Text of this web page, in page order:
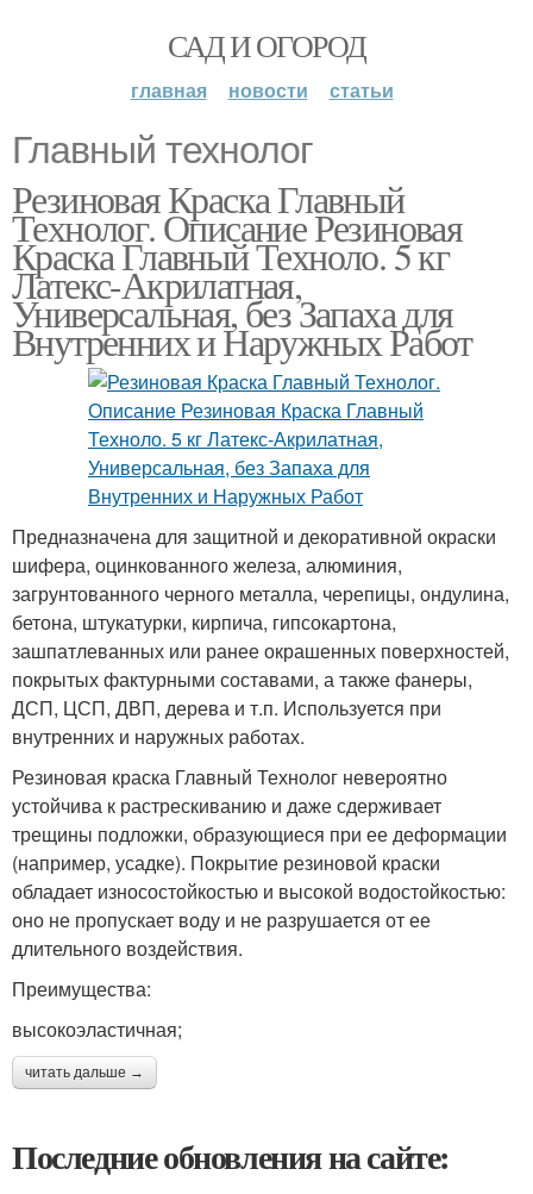
САД И ОГОРОД
главная новости статьи
Главный технолог
Резиновая Краска Главный
Технолог. Описание Резиновая
Краска Главный Техноло. 5 кг
Латекс-Акрилатная,
Универсальная, без Запаха для
Внутренних и Наружных Работ
Предназначена для защитной и декоративной окраски
шифера, оцинкованного железа, алюминия,
загрунтованного черного металла, черепицы, ондулина,
бетона, штукатурки, кирпича, гипсокартона,
зашпатлеванных или ранее окрашенных поверхностей,
покрытых фактурными составами, а также фанеры,
ДСП, ЦСП, ДВП, дерева и т.п. Используется при
внутренних и наружных работах.
Резиновая краска Главный Технолог невероятно
устойчива к растрескиванию и даже сдерживает
трещины подложки, образующиеся при ее деформации
(например, усадке). Покрытие резиновой краски
обладает износостойкостью и высокой водостойкостью:
оно не пропускает воду и не разрушается от ее
длительного воздействия.
Преимущества:
высокоэластичная;
читать дальше →
Последние обновления на сайте: